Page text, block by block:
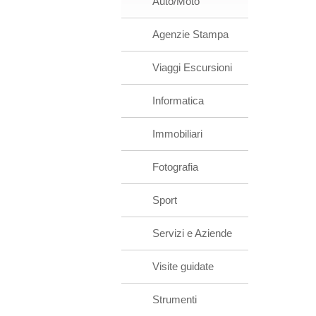
Agenzie Stampa
Viaggi Escursioni
Informatica
Immobiliari
Fotografia
Sport
Servizi e Aziende
Visite guidate
Strumenti